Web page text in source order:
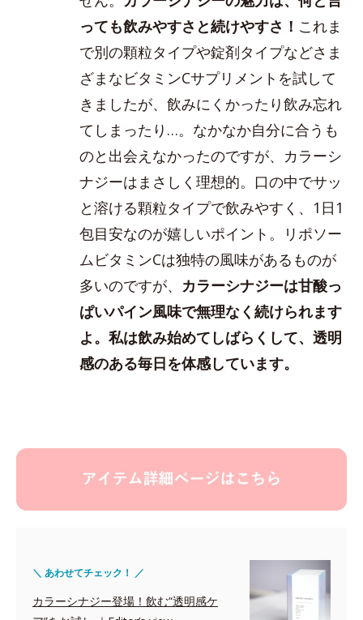
っても飲みやすさと続けやすさ！ これま
で別の顆粒タイプや錠剤タイプなどさま
ざまなビタミンCサプリメントを試して
きましたが、飲みにくかったり飲み忘れ
てしまったり…。なかなか自分に合うも
のと出会えなかったのですが、カラーシ
ナジーはまさしく理想的。口の中でサッ
と溶ける顆粒タイプで飲みやすく、1日1
包目安なのが嬉しいポイント。リポソー
ムビタミンCは独特の風味があるものが
多いのですが、 カラーシナジーは甘酸っ
ぱいパイン風味で無理なく続けられます
よ。私は飲み始めてしばらくして、透明
感のある毎日を体感しています。
＼ あわせてチェック！ ／
カラーシナジー登場！飲む“透明感ケ